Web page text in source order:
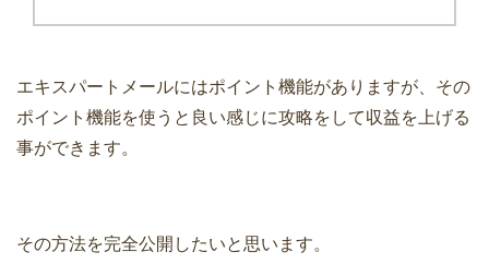
エキスパートメールにはポイント機能がありますが、その
ポイント機能を使うと良い感じに攻略をして収益を上げる
事ができます。
その方法を完全公開したいと思います。